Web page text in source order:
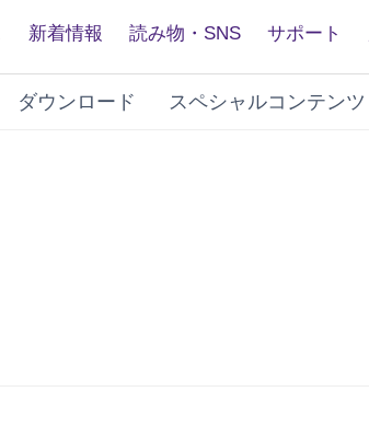
新着情報 読み物・SNS サポート
ダウンロード スペシャルコンテンツ